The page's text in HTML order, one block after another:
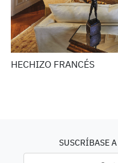
HECHIZO FRANCÉS
SUSCRÍBASE